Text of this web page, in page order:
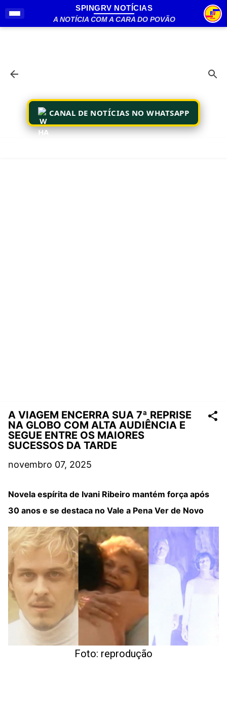
Pular para o conteúdo principal
SPINGRV NOTÍCIAS
A NOTÍCIA COM A CARA DO POVÃO
CANAL DE NOTÍCIAS NO WHATSAPP
A VIAGEM ENCERRA SUA 7ª REPRISE
NA GLOBO COM ALTA AUDIÊNCIA E
SEGUE ENTRE OS MAIORES
SUCESSOS DA TARDE
novembro 07, 2025
Novela espírita de Ivani Ribeiro mantém força após
30 anos e se destaca no Vale a Pena Ver de Novo
Foto: reprodução